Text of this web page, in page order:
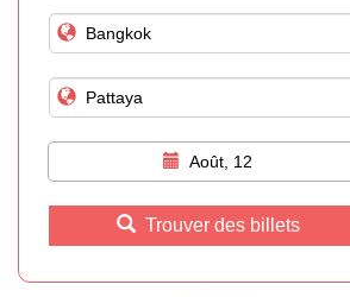
Août, 12
Trouver des billets